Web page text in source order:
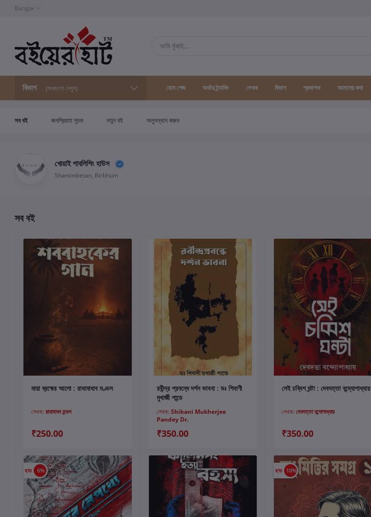
Bangla
বিভাগ (সবগুলো দেখুন) হোম পেজ অর্ডার ট্র্যাকিং লেখক বিভাগ প্রকাশক আমাদের কথা
সব বই জনপ্রিয়তা সূচক নতুন বই অনুসন্ধান করুন
খোয়াই পাবলিশিং হাউস
Shantiniketan, Birbhum
সব বই
কার্টে যোগ করুন
মায়া ব্রহ্মের আলো : রাধামাধাব মণ্ডল
লেখক: রাধামাধব মন্ডল
₹250.00
কার্টে যোগ করুন
রবীন্দ্র প্রবন্ধে দর্শন ভাবনা : ডঃ শিবাণী
মুখার্জী পান্ডে
লেখক: Shibani Mukherjee
Pandey Dr.
₹350.00
কার্টে যোগ করুন
সেই চব্বিশ ঘন্টা : দেবদত্তা বন্দ্যোপাধ্যায়
লেখক:দেবদত্তা বন্দোপাধ্যায়
₹350.00
ছাড় 6% ছাড় 10%